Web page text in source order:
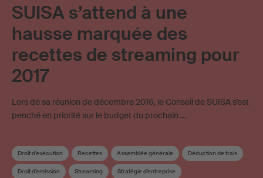
SUISA s’attend à une
hausse marquée des
recettes de streaming pour
2017
Lors de sa réunion de décembre 2016, le Conseil de SUISA s’est
penché en priorité sur le budget du prochain …
Droit d’exécution Recettes Assemblée générale Déduction de frais
Droit d’emission Streaming Stratégie d’entreprise